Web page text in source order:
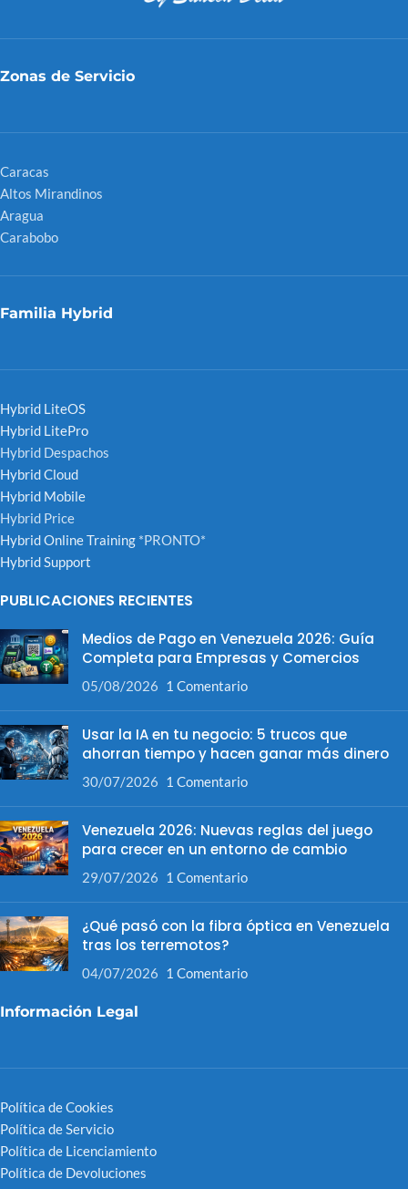
Zonas de Servicio
Caracas
Altos Mirandinos
Aragua
Carabobo
Familia Hybrid
Hybrid LiteOS
Hybrid LitePro
Hybrid Despachos
Hybrid Cloud
Hybrid Mobile
Hybrid Price
Hybrid Online Training *PRONTO*
Hybrid Support
PUBLICACIONES RECIENTES
Medios de Pago en Venezuela 2026: Guía
Completa para Empresas y Comercios
05/08/2026 1 Comentario
Usar la IA en tu negocio: 5 trucos que
ahorran tiempo y hacen ganar más dinero
30/07/2026 1 Comentario
Venezuela 2026: Nuevas reglas del juego
para crecer en un entorno de cambio
29/07/2026 1 Comentario
¿Qué pasó con la fibra óptica en Venezuela
tras los terremotos?
04/07/2026 1 Comentario
Información Legal
Política de Cookies
Política de Servicio
Política de Licenciamiento
Política de Devoluciones